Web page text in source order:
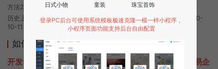
方法2. 在微信中搜索“腾讯地图”即可进入小程序
历史上的今时小程序由腾讯地图团队开发，易企达小程序商店于2020-
10-11 00:11发布
如何开发类似腾讯地图的小程序
开发一款类似腾讯地图的小程序不难，只需要咨询本站易企
日式小物 童装 珠宝首饰
登录PC后台可使用系统模板极速克隆一模一样小程序，
小程序页面功能支持后台自由配置